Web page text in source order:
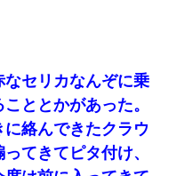
セリカなんぞに乗
ととかがあった。
絡んできたクラウ
てきてピタ付け、